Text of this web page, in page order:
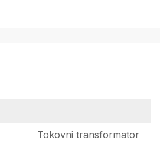
Tokovni transformator